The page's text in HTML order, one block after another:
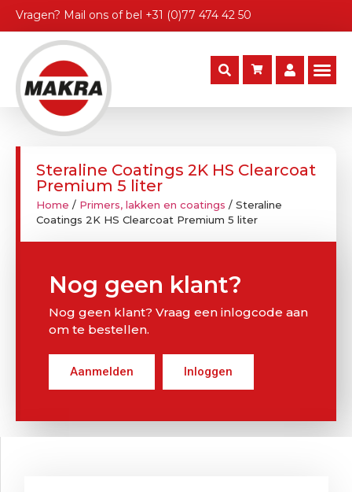
Vragen? Mail ons of bel +31 (0)77 474 42 50
Steraline Coatings 2K HS Clearcoat
Premium 5 liter
Home / Primers, lakken en coatings / Steraline
Coatings 2K HS Clearcoat Premium 5 liter
Nog geen klant?
Nog geen klant? Vraag een inlogcode aan
om te bestellen.
Aanmelden Inloggen